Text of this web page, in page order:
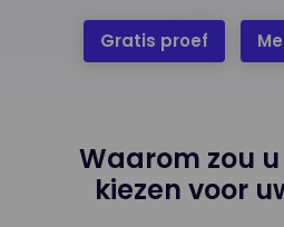
Gratis proef
Waarom zou
kiezen voor